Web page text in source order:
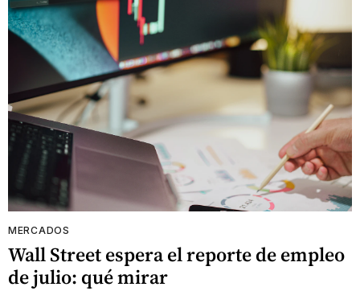
MERCADOS
Wall Street espera el reporte de empleo
de julio: qué mirar